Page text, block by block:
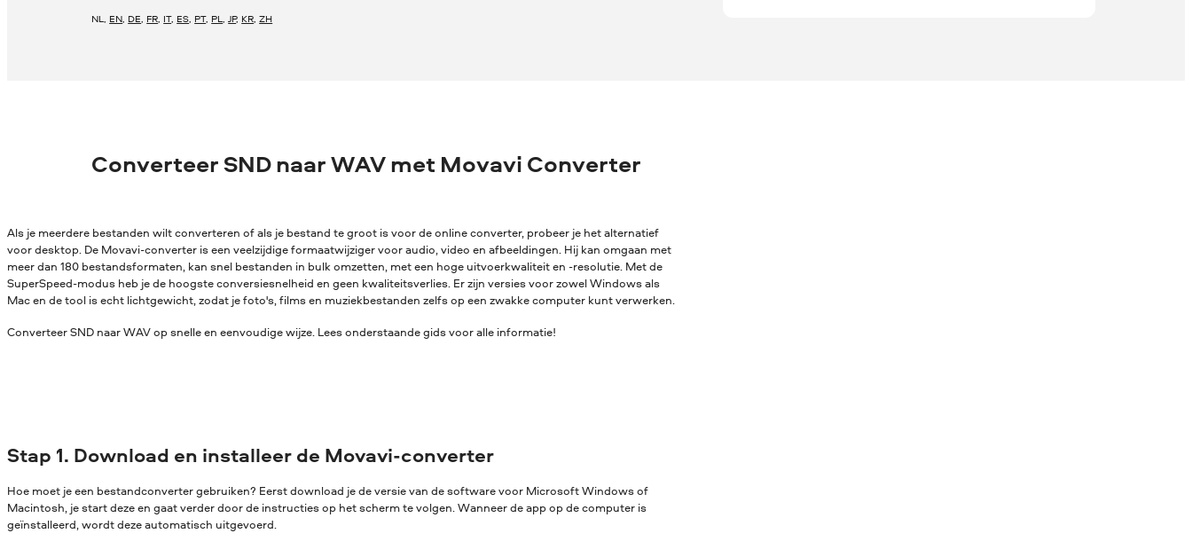
NL, EN, DE, FR, IT, ES, PT, PL,JP, KR,ZH
Converteer SND naar WAV met Movavi Converter
Als je meerdere bestanden wilt converteren of als je bestand te groot is voor de online converter, probeer je het alternatief
voor desktop. De Movavi-converter is een veelzijdige formaatwijziger voor audio, video en afbeeldingen. Hij kan omgaan met
meer dan 180 bestandsformaten, kan snel bestanden in bulk omzetten, met een hoge uitvoerkwaliteit en -resolutie. Met de
SuperSpeed-modus heb je de hoogste conversiesnelheid en geen kwaliteitsverlies. Er zijn versies voor zowel Windows als
Mac en de tool is echt lichtgewicht, zodat je foto's, films en muziekbestanden zelfs op een zwakke computer kunt verwerken.
Converteer SND naar WAV op snelle en eenvoudige wijze. Lees onderstaande gids voor alle informatie!
Stap 1. Download en installeer de Movavi-converter
Hoe moet je een bestandconverter gebruiken? Eerst download je de versie van de software voor Microsoft Windows of
Macintosh, je start deze en gaat verder door de instructies op het scherm te volgen. Wanneer de app op de computer is
geïnstalleerd, wordt deze automatisch uitgevoerd.